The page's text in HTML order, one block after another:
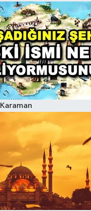
Karaman